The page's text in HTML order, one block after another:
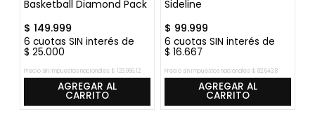
Basketball Diamond Pack
$ 149.999
6 cuotas SIN interés de
$ 25.000
Precio sin impuestos nacionales: $ 123.966,12
AGREGAR AL
CARRITO
Sideline
$ 99.999
6 cuotas SIN interés de
$ 16.667
Precio sin impuestos nacionales: $ 82.643,8
AGREGAR AL
CARRITO